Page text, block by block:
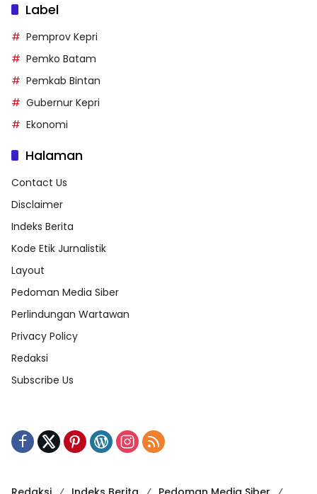
Label
Pemprov Kepri
Pemko Batam
Pemkab Bintan
Gubernur Kepri
Ekonomi
Halaman
Contact Us
Disclaimer
Indeks Berita
Kode Etik Jurnalistik
Layout
Pedoman Media Siber
Perlindungan Wartawan
Privacy Policy
Redaksi
Subscribe Us